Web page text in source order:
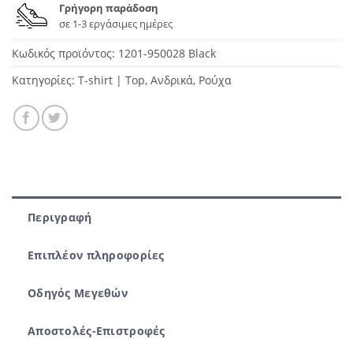
Γρήγορη παράδοση
σε 1-3 εργάσιμες ημέρες
Κωδικός προϊόντος: 1201-950028 Black
Κατηγορίες: T-shirt | Top, Ανδρικά, Ρούχα
Περιγραφή
Επιπλέον πληροφορίες
Οδηγός Μεγεθών
Αποστολές-Επιστροφές